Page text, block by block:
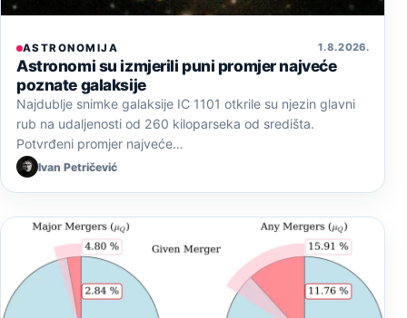
ASTRONOMIJA 1. 8. 2026.
Astronomi su izmjerili puni promjer najveće
poznate galaksije
Najdublje snimke galaksije IC 1101 otkrile su njezin glavni
rub na udaljenosti od 260 kiloparseka od središta.
Potvrđeni promjer najveće…
Ivan Petričević